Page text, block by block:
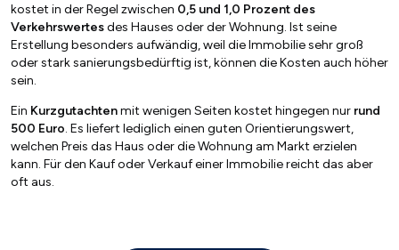
kostet in der Regel zwischen 0,5 und 1,0 Prozent des
Verkehrswertesdes Hauses oder der Wohnung. Ist seine
Erstellung besonders aufwändig, weil die Immobilie sehr groß
oder stark sanierungsbedürftig ist, können die Kosten auch höher
sein.
Ein Kurzgutachtenmit wenigen Seiten kostet hingegen nur rund
500 Euro. Es liefert lediglich einen guten Orientierungswert,
welchen Preis das Haus oder die Wohnung am Markt erzielen
kann. Für den Kauf oder Verkauf einer Immobilie reicht das aber
oft aus.